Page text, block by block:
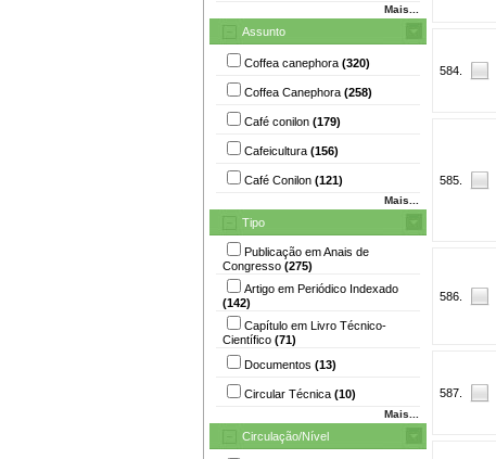
Mais...
Assunto
Coffea canephora (320)
Coffea Canephora (258)
Café conilon (179)
Cafeicultura (156)
Café Conilon (121)
Mais...
Tipo
Publicação em Anais de
Congresso (275)
Artigo em Periódico Indexado
(142)
Capítulo em Livro Técnico-
Científico (71)
Documentos (13)
Circular Técnica (10)
Mais...
Circulação/Nível
584.
585.
586.
587.